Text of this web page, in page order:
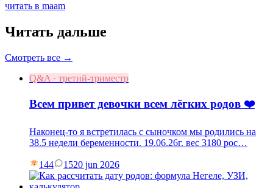
читать в maam
Читать дальше
Смотреть все →
Q&A · третий-триместр
Всем привет девочки всем лёгких родов ❤️
Наконец-то я встретилась с сыночком мы родились на
38.5 недели беременности. 19.06.26г. вес 3180 рос…
144 1520 jun 2026